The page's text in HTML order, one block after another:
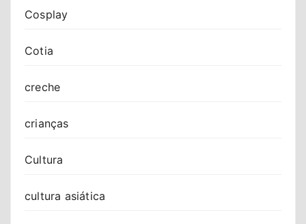
Cosplay
Cotia
creche
crianças
Cultura
cultura asiática